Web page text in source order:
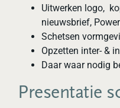
Uitwerken logo,
nieuwsbrief,
Schetsen
Opzetten inter- &
Daar waar nodig
Presentatie